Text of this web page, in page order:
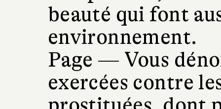
beauté qui font
environnement.
Page — Vous
exercées contre